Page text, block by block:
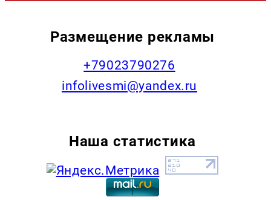
Размещение рекламы
+79023790276
infolivesmi@yandex.ru
Наша статистика